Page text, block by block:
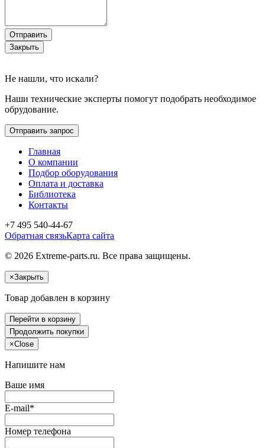
Отправить
Закрыть
Не нашли, что искали?
Наши технические эксперты помогут подобрать необходимое
обрудование.
Отправить запрос
Главная
О компании
Подбор оборудования
Оплата и доставка
Библиотека
Контакты
+7 495 540-44-67
Обратная связьКарта сайта
© 2026 Extreme-parts.ru. Все права защищены.
×Закрыть
Товар добавлен в корзину
Перейти в корзину
Продолжить покупки
×Close
Напишите нам
Ваше имя
E-mail*
Номер телефона